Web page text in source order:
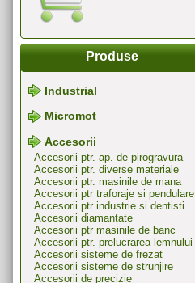
Produse
Industrial
Micromot
Accesorii
Accesorii ptr. ap. de pirogravura
Accesorii ptr. diverse materiale
Accesorii ptr. masinile de mana
Accesorii ptr traforaje si pendulare
Accesorii ptr industrie si dentisti
Accesorii diamantate
Accesorii ptr masinile de banc
Accesorii ptr. prelucrarea lemnului
Accesorii sisteme de frezat
Accesorii sisteme de strunjire
Accesorii de precizie